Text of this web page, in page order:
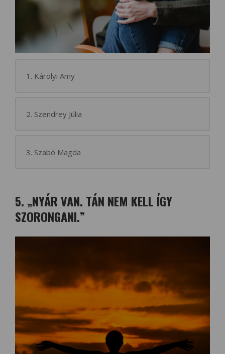
1. Károlyi Amy
2. Szendrey Júlia
3. Szabó Magda
5. „NYÁR VAN. TÁN NEM KELL ÍGY
SZORONGANI.”